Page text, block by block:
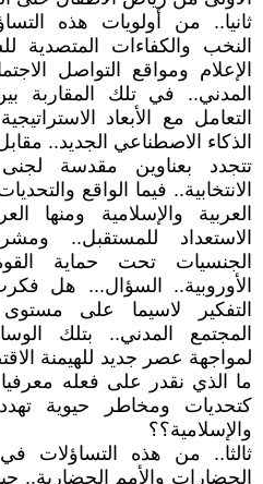
ثانيا.. من أولويات هذه
النخب والكفاءات المتصدية
الإعلام ومواقع التواصل
المدني.. في تلك المقاربة
التعامل مع الأبعاد
الذكاء الاصطناعي الجديد..
تتجدد بعناوين مقدسة
الانتخابية.. فيما الواقع
العربية والإسلامية ومنها
الاستعداد للمستقبل..
الجنسيات تحت حماية
الأوروبية.. السؤال... هل
التفكير لاسيما على
المجتمع المدني.. بتلك
لمواجهة عصر جديد للهيمنة
ما الذي نقدر على فعله
كتحديات ومخاطر حيوية تهدد
والإسلامية؟؟
ثالثا.. من هذه التساؤلات
الحضارات والأمم الحضارية..